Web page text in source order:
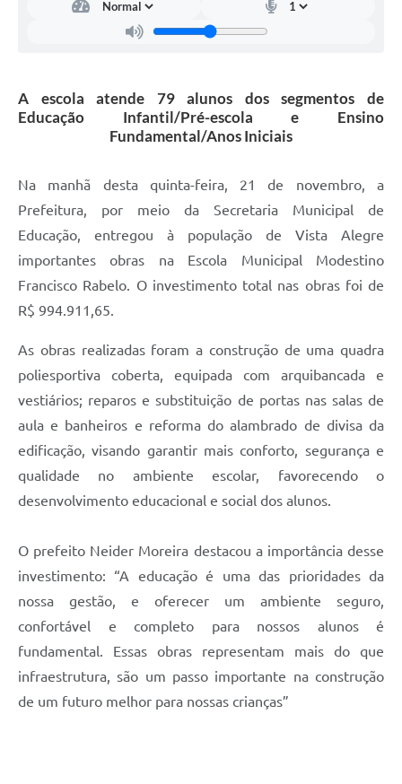
A escola atende 79 alunos dos segmentos de
Educação Infantil/Pré-escola e Ensino
Fundamental/Anos Iniciais
Na manhã desta quinta-feira, 21 de novembro, a
Prefeitura, por meio da Secretaria Municipal de
Educação, entregou à população de Vista Alegre
importantes obras na Escola Municipal Modestino
Francisco Rabelo. O investimento total nas obras foi de
R$ 994.911,65.
As obras realizadas foram a construção de uma quadra
poliesportiva coberta, equipada com arquibancada e
vestiários; reparos e substituição de portas nas salas de
aula e banheiros e reforma do alambrado de divisa da
edificação, visando garantir mais conforto, segurança e
qualidade no ambiente escolar, favorecendo o
desenvolvimento educacional e social dos alunos.
O prefeito Neider Moreira destacou a importância desse
investimento: “A educação é uma das prioridades da
nossa gestão, e oferecer um ambiente seguro,
confortável e completo para nossos alunos é
fundamental. Essas obras representam mais do que
infraestrutura, são um passo importante na construção
de um futuro melhor para nossas crianças”